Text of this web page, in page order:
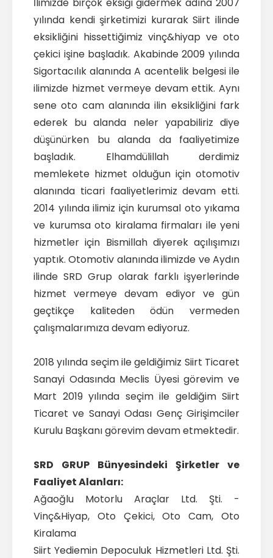
yılında kendi şirketimizi kurarak Siirt ilinde
eksikliğini hissettiğimiz vinç&hiyap ve oto
çekici işine başladık. Akabinde 2009 yılında
Sigortacılık alanında A acentelik belgesi ile
ilimizde hizmet vermeye devam ettik. Aynı
sene oto cam alanında ilin eksikliğini fark
ederek bu alanda neler yapabiliriz diye
düşünürken bu alanda da faaliyetimize
başladık. Elhamdülillah derdimiz
memlekete hizmet olduğun için otomotiv
alanında ticari faaliyetlerimiz devam etti.
2014 yılında ilimiz için kurumsal oto yıkama
ve kurumsa oto kiralama firmaları ile yeni
hizmetler için Bismillah diyerek açılışımızı
yaptık. Otomotiv alanında ilimizde ve Aydın
ilinde SRD Grup olarak farklı işyerlerinde
hizmet vermeye devam ediyor ve gün
geçtikçe kaliteden ödün vermeden
çalışmalarımıza devam ediyoruz.
2018 yılında seçim ile geldiğimiz Siirt Ticaret
Sanayi Odasında Meclis Üyesi görevim ve
Mart 2019 yılında seçim ile geldiğim Siirt
Ticaret ve Sanayi Odası Genç Girişimciler
Kurulu Başkanı görevim devam etmektedir.
SRD GRUP Bünyesindeki Şirketler ve
Faaliyet Alanları:
Ağaoğlu Motorlu Araçlar Ltd. Şti. -
Vinç&Hiyap, Oto Çekici, Oto Cam, Oto
Kiralama
Siirt Yediemin Depoculuk Hizmetleri Ltd. Şti.